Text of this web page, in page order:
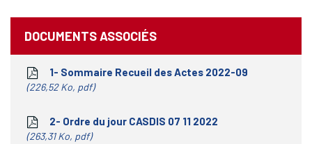
DOCUMENTS ASSOCIÉS
1- Sommaire Recueil des Actes 2022-09
226,52 Ko, pdf
2- Ordre du jour CASDIS 07 11 2022
263,31 Ko, pdf